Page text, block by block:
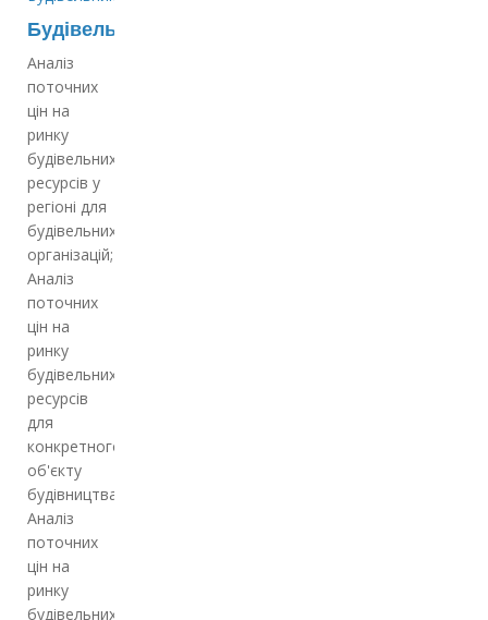
Будівельникам
Аналіз
поточних
цін на
ринку
будівельних
ресурсів у
регіоні для
будівельних
організацій;
Аналіз
поточних
цін на
ринку
будівельних
ресурсів
для
конкретного
об'єкту
будівництва;
Аналіз
поточних
цін на
ринку
будівельних